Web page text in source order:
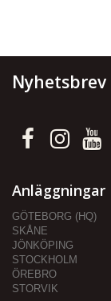
Nyhetsbrev
Anläggningar
GÖTEBORG (HQ)
SKÅNE
JÖNKÖPING
STOCKHOLM
ÖREBRO
STORVIK